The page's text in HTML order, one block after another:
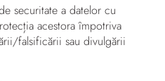
securitate a datelor cu
acestora împotriva
falsificării sau divulgării